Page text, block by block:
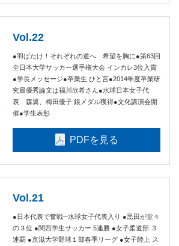
Vol.22
●羽ばたけ！それぞれの道へ 希望を胸に●第63回
全日本大学サッカー選手権大会 インカレ3位入賞
●学長メッセージ●卒業生 ひと言●2014年度卒業研
究最優秀論文は福川欣希さん●水球日本女子代
表 森翼、梅田優子 銀メダル獲得●文化講演会開
催●学生表彰
PDFを見る
Vol.21
●日本代表で奮戦─水球女子代表入り ●黒田が堂々
の３位 ●関西学生サッカー 5連勝 ●女子柔道部 ３
連覇 ●京滋大学野球１部春季リーグ ●女子陸上 ス